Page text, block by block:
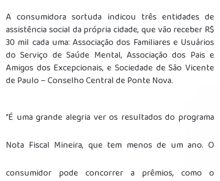
A consumidora sortuda indicou três entidades de
assistência social da própria cidade, que vão receber R$
30 mil cada uma: Associação dos Familiares e Usuários
do Serviço de Saúde Mental, Associação dos Pais e
Amigos dos Excepcionais, e Sociedade de São Vicente
de Paulo – Conselho Central de Ponte Nova.
“É uma grande alegria ver os resultados do programa
Nota Fiscal Mineira, que tem menos de um ano. O
consumidor pode concorrer a prêmios, como o